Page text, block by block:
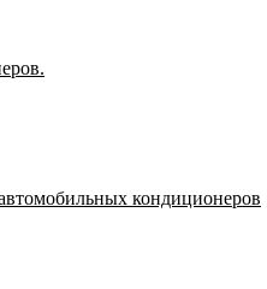
кондиционеров